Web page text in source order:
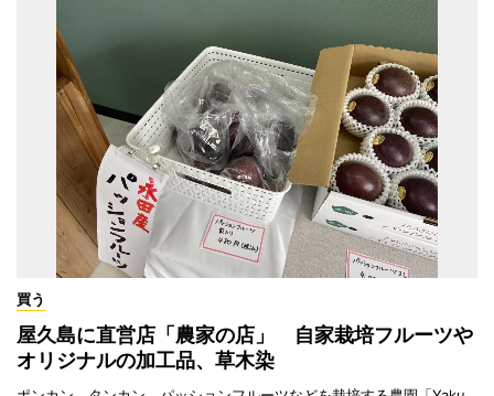
買う
屋久島に直営店「農家の店」 自家栽培フルーツや
オリジナルの加工品、草木染